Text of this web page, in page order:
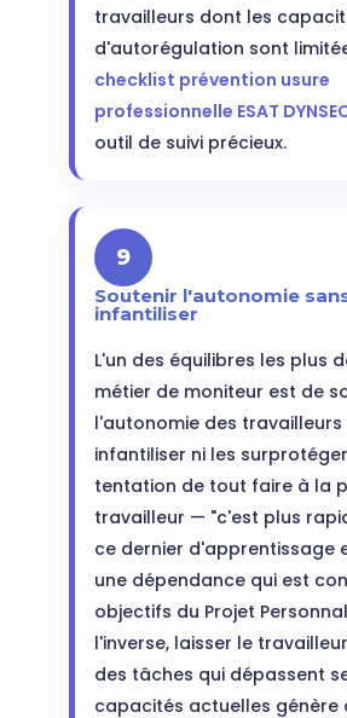
travailleurs dont les
d'autorégulation sont
checklist prévention usure
professionnelle ESAT
outil de suivi précieux.
9
Soutenir l'autonomie
infantiliser
L'un des équilibres les plus
métier de moniteur est de
l'autonomie des travailleurs
infantiliser ni les
tentation de tout faire à la
travailleur — "c'est plus
ce dernier d'apprentissage
une dépendance qui est
objectifs du Projet
l'inverse, laisser le
des tâches qui dépassent
capacités actuelles génère